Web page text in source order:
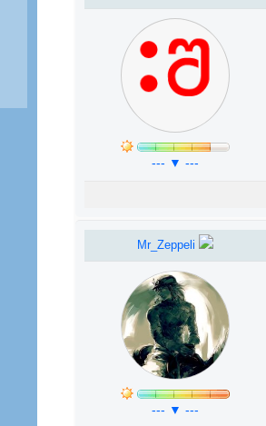
--- ▼ ---
Mr_Zeppeli
--- ▼ ---